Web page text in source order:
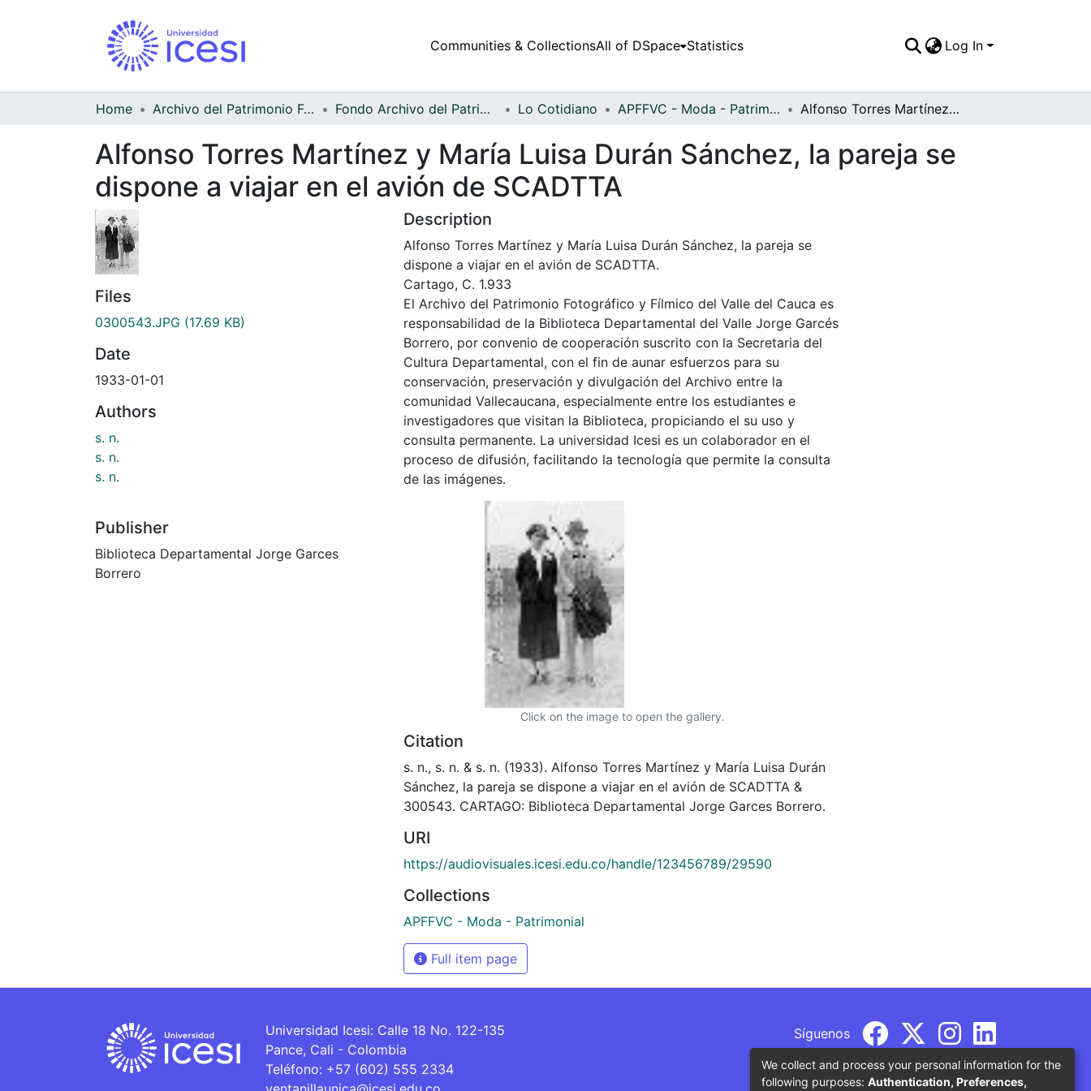
Communities & CollectionsAll of DSpace Statistics Log In
Home Archivo del Patrimonio Fotográfico y Fílmico del Valle del Cauca Fondo Archivo del Patrimonio Fotográfico y Fílmico del Valle del Cauca Lo Cotidiano APFFVC - Moda - Patrimonial Alfonso Torres Martínez y María Luisa Durán Sánchez, la pareja se dispone a viajar en el avión de SCADTTA
Alfonso Torres Martínez y María Luisa Durán Sánchez, la pareja se
dispone a viajar en el avión de SCADTTA
Files
0300543.JPG (17.69 KB)
Date
1933-01-01
Authors
s. n.
s. n.
s. n.
Publisher
Biblioteca Departamental Jorge Garces
Borrero
Description
Alfonso Torres Martínez y María Luisa Durán Sánchez, la pareja se
dispone a viajar en el avión de SCADTTA.
Cartago, C. 1.933
El Archivo del Patrimonio Fotográfico y Fílmico del Valle del Cauca es
responsabilidad de la Biblioteca Departamental del Valle Jorge Garcés
Borrero, por convenio de cooperación suscrito con la Secretaria del
Cultura Departamental, con el fin de aunar esfuerzos para su
conservación, preservación y divulgación del Archivo entre la
comunidad Vallecaucana, especialmente entre los estudiantes e
investigadores que visitan la Biblioteca, propiciando el su uso y
consulta permanente. La universidad Icesi es un colaborador en el
proceso de difusión, facilitando la tecnología que permite la consulta
de las imágenes.
Click on the image to open the gallery.
Citation
s. n., s. n. & s. n. (1933). Alfonso Torres Martínez y María Luisa Durán
Sánchez, la pareja se dispone a viajar en el avión de SCADTTA &
300543. CARTAGO: Biblioteca Departamental Jorge Garces Borrero.
URI
https://audiovisuales.icesi.edu.co/handle/123456789/29590
Collections
APFFVC - Moda - Patrimonial
Full item page
Universidad Icesi: Calle 18 No. 122-135
Pance, Cali - Colombia
Teléfono: +57 (602) 555 2334
Síguenos
We collect and process your personal information for the
following purposes: Authentication, Preferences,